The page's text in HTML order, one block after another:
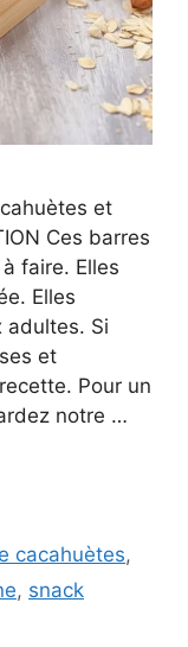
et
Ces barres
faire. Elles
Elles
adultes. Si
et
Pour un
notre …
cacahuètes,
, snack